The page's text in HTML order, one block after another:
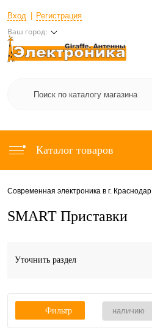
Вход Регистрация
Ваш город:
Каталог товаров
Современная электроника в г. Краснодар
SMART Приставки
Уточнить раздел
Фильтр